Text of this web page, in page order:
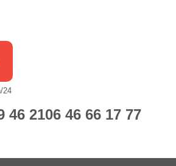
24
46 2106 46 66 17 77